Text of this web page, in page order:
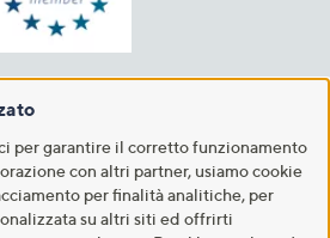
per garantire il corretto funzionamento
con altri partner, usiamo cookie
per finalità analitiche, per
su altri siti ed offrirti